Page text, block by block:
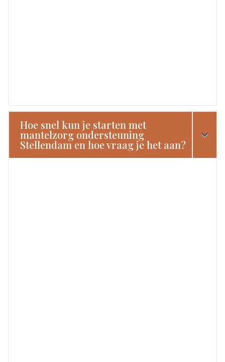
Hoe snel kun je starten met
mantelzorg ondersteuning
Stellendam en hoe vraag je het aan?